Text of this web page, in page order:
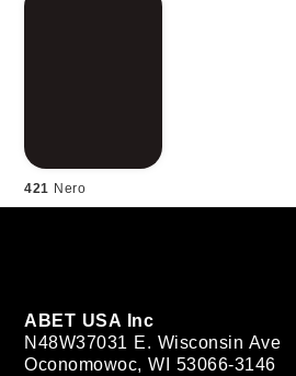
421 Nero
ABET USA Inc
N48W37031 E. Wisconsin Ave
Oconomowoc, WI 53066-3146